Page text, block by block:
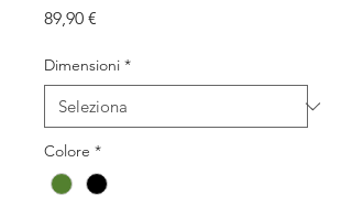
89,90 €
Dimensioni *
Colore *